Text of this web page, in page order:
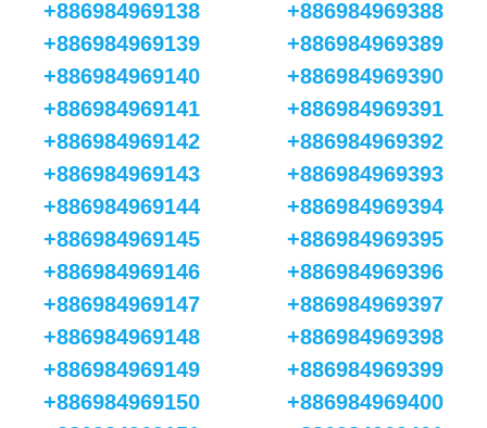
+886984969138
+886984969139
+886984969140
+886984969141
+886984969142
+886984969143
+886984969144
+886984969145
+886984969146
+886984969147
+886984969148
+886984969149
+886984969150
+886984969388
+886984969389
+886984969390
+886984969391
+886984969392
+886984969393
+886984969394
+886984969395
+886984969396
+886984969397
+886984969398
+886984969399
+886984969400